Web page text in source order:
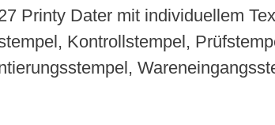
Printy Dater mit individuellem
Kontrollstempel,